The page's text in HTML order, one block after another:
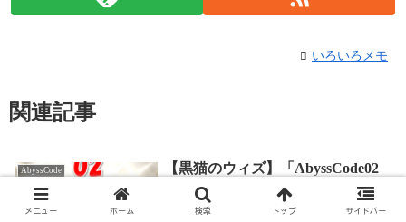
いろいろメモ
関連記事
AbyssCode
【黒猫のウィズ】「AbyssCode02
盲目の調和」【絶級（旧永光級 ）
彼の世界の名は神】攻略デッキ画
メニュー ホーム 検索 トップ サイドバー